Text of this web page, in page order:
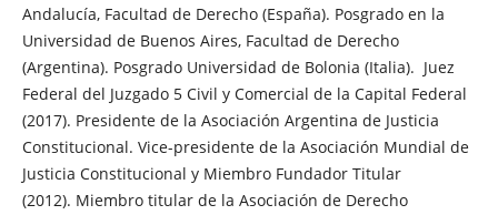
Andalucía, Facultad de Derecho (España). Posgrado en la
Universidad de Buenos Aires, Facultad de Derecho
(Argentina). Posgrado Universidad de Bolonia (Italia). Juez
Federal del Juzgado 5 Civil y Comercial de la Capital Federal
(2017). Presidente de la Asociación Argentina de Justicia
Constitucional. Vice-presidente de la Asociación Mundial de
Justicia Constitucional y Miembro Fundador Titular
(2012). Miembro titular de la Asociación de Derecho